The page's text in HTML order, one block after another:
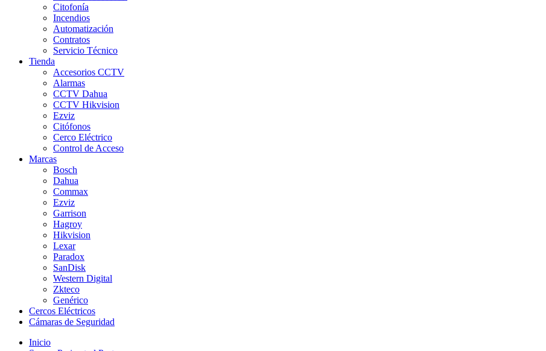
Citofonía
Incendios
Automatización
Contratos
Servicio Técnico
Tienda
Accesorios CCTV
Alarmas
CCTV Dahua
CCTV Hikvision
Ezviz
Citófonos
Cerco Eléctrico
Control de Acceso
Marcas
Bosch
Dahua
Commax
Ezviz
Garrison
Hagroy
Hikvision
Lexar
Paradox
SanDisk
Western Digital
Zkteco
Genérico
Cercos Eléctricos
Cámaras de Seguridad
Inicio